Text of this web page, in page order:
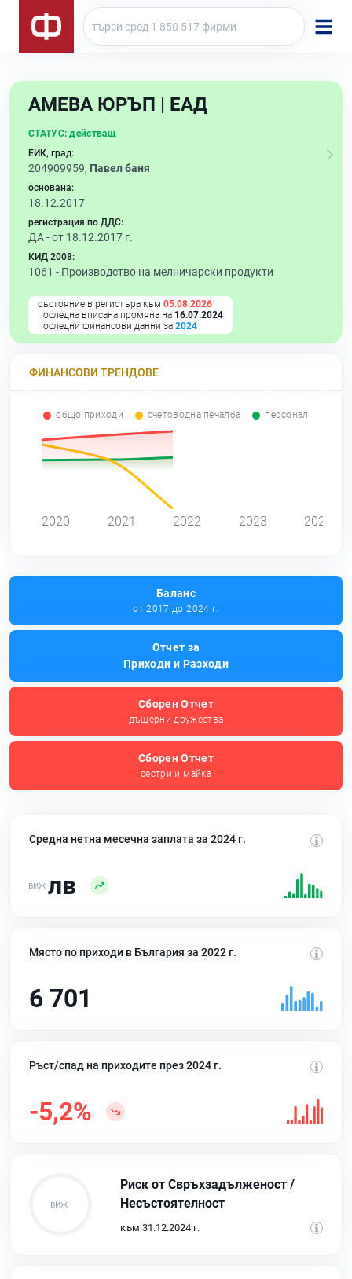
АМЕВА ЮРЪП | ЕАД
СТАТУС: действащ
ЕИК, град:
204909959, Павел баня
основана:
18.12.2017
регистрация по ДДС:
ДА - от 18.12.2017 г.
КИД 2008:
1061 - Производство на мелничарски продукти
състояние в регистъра към 05.08.2026
последна вписана промяна на 16.07.2024
последни финансови данни за 2024
ФИНАНСОВИ ТРЕНДОВЕ
общо приходи счетоводна печалба персонал
2020 2021 2022 2023 2024
Баланс
от 2017 до 2024 г.
Отчет за
Приходи и Разходи
Сборен Отчет
дъщерни дружества
Сборен Отчет
сестри и майка
Средна нетна месечна заплата за 2024 г.
лв
Място по приходи в България за 2022 г.
6 701
Ръст/спад на приходите през 2024 г.
-5,2%
Риск от Свръхзадълженост /
Несъстоятелност
към 31.12.2024 г.